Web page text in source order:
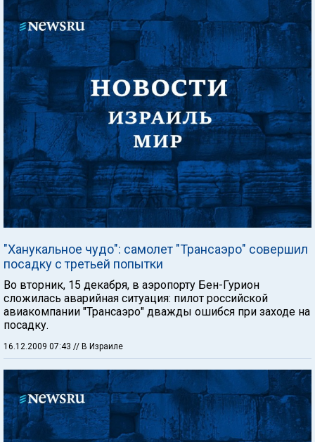
"Ханукальное чудо": самолет "Трансаэро" совершил
посадку с третьей попытки
Во вторник, 15 декабря, в аэропорту Бен-Гурион
сложилась аварийная ситуация: пилот российской
авиакомпании "Трансаэро" дважды ошибся при заходе на
посадку.
16.12.2009 07:43 // В Израиле